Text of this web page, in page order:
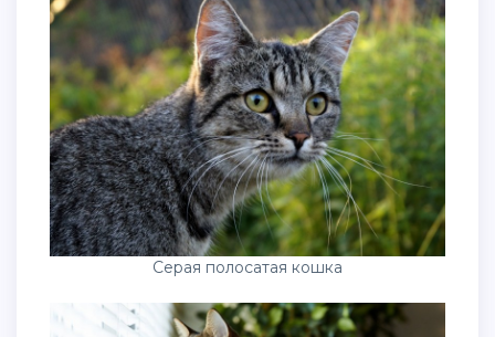
Серая полосатая кошка